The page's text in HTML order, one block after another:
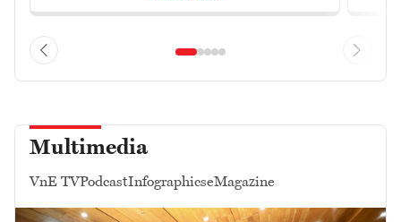
Multimedia
VnE TVPodcastInfographicseMagazine